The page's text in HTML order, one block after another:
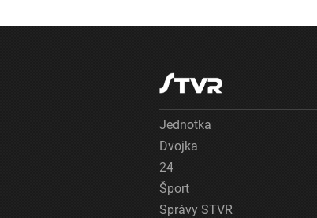
Jednotka
Dvojka
24
Šport
Správy STVR